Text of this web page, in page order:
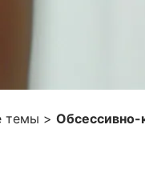
темы > Обсессивно-